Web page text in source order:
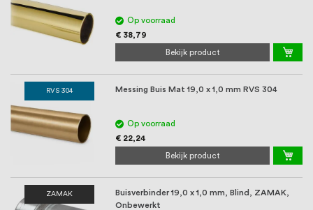
Op voorraad
€ 38,79
Bekijk product
RVS 304 Messing Buis Mat 19,0 x 1,0 mm RVS 304
Op voorraad
€ 22,24
Bekijk product
ZAMAK
Buisverbinder 19,0 x 1,0 mm, Blind, ZAMAK,
Onbewerkt